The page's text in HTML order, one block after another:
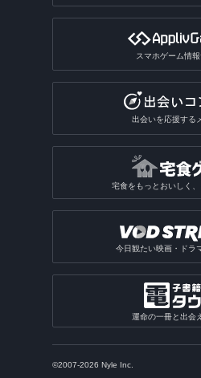
スマホゲーム情報
出会いを応援する
宅食をもっとおいしく、
今日観たい映画・ドラ
運命の一冊と出会
©2007-2026 Nyle Inc.